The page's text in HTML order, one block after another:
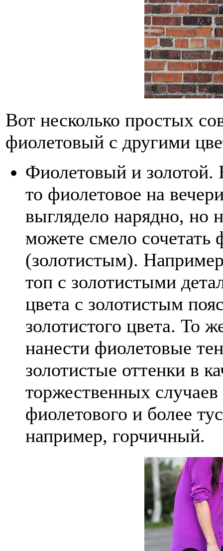
Вот несколько простых
фиолетовый с другими
Фиолетовый и золотой.
то фиолетовое на
выглядело нарядно, но
можете смело сочетать
(золотистым).
топ с золотистыми
цвета с золотистым
золотистого цвета. То
нанести фиолетовые
золотистые оттенки в
торжественных
фиолетового и более
например, горчичный.